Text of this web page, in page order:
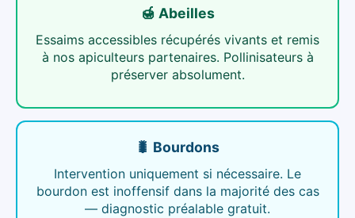
🍯 Abeilles
Essaims accessibles récupérés vivants et remis
à nos apiculteurs partenaires. Pollinisateurs à
préserver absolument.
🐛 Bourdons
Intervention uniquement si nécessaire. Le
bourdon est inoffensif dans la majorité des cas
— diagnostic préalable gratuit.